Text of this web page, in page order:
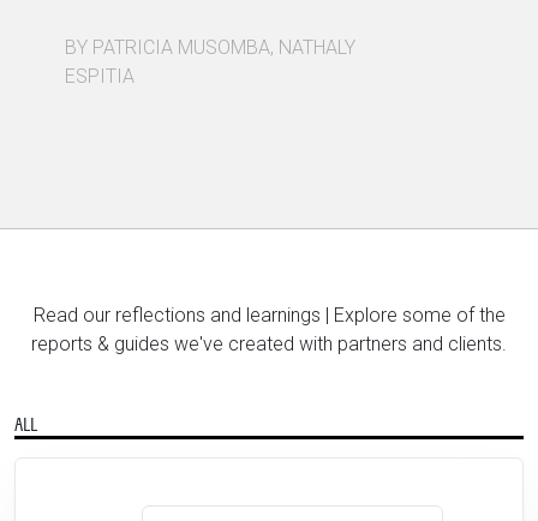
BY PATRICIA MUSOMBA, NATHALY
ESPITIA
Read our reflections and learnings | Explore some of the
reports & guides we've created with partners and clients.
ALL